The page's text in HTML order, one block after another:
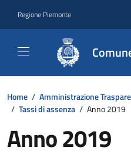
Regione Piemonte
Home / Amministrazione
/ Tassi di assenza / Anno 2019
Anno 2019